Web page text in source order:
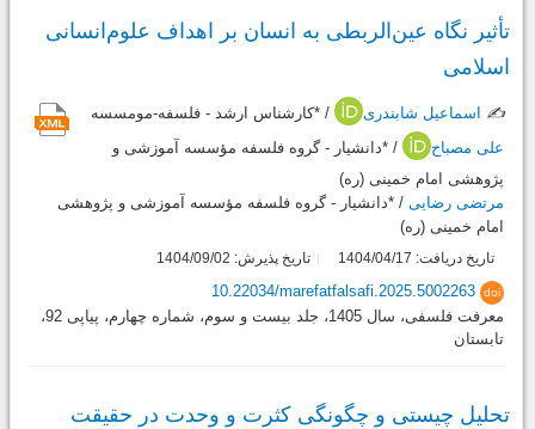
تأثیر نگاه عین‌الربطی به انسان بر اهداف علوم‌انسانی
اسلامی
✍️ اسماعیل شابندری
/ *کارشناس ارشد - فلسفه-مومسسه
علی مصباح
/ *دانشیار - گروه فلسفه مؤسسه آموزشی و
پژوهشی امام خمینی (ره)
مرتضی رضایی / *دانشیار - گروه فلسفه مؤسسه آموزشی و پژوهشی
امام خمینی (ره)
تاریخ دریافت: 1404/04/17 تاریخ پذیرش: 1404/09/02
doi
10.22034/marefatfalsafi.2025.5002263
معرفت فلسفی، سال 1405، جلد بیست و سوم، شماره چهارم، پیاپی 92،
تابستان
تحلیل چیستی و چگونگی کثرت و وحدت در حقیقت